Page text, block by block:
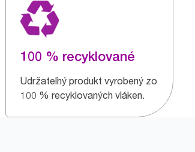
100 % recyklované
Udržateľný produkt vyrobený zo
100 % recyklovaných vláken.